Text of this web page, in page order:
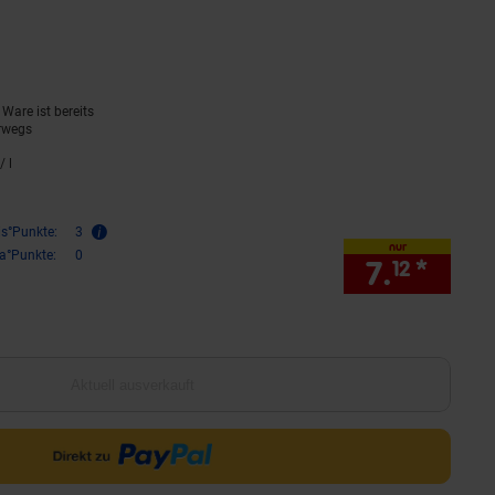
Ware ist bereits
/ l
3
0
nur
7.12 *